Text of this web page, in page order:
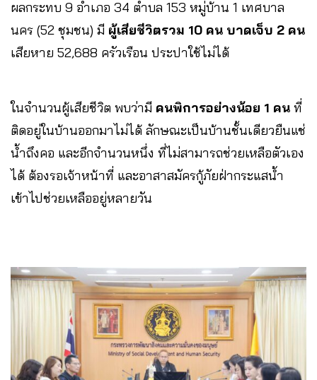
ผลกระทบ 9 อำเภอ 34 ตำบล 153 หมู่บ้าน 1 เทศบาล
นคร (52 ชุมชน) มี ผู้เสียชีวิตรวม 10 คน บาดเจ็บ 2 คน
เสียหาย 52,688 ครัวเรือน ประปาใช้ไม่ได้
ในจำนวนผู้เสียชีวิต พบว่ามี คนพิการอย่างน้อย 1 คน ที่
ติดอยู่ในบ้านออกมาไม่ได้ ลักษณะเป็นบ้านชั้นเดียวยืนแช่
น้ำถึงคอ และอีกจำนวนหนึ่ง ที่ไม่สามารถช่วยเหลือตัวเอง
ได้ ต้องรอเจ้าหน้าที่ และอาสาสมัครกู้ภัยฝ่ากระแสน้ำ
เข้าไปช่วยเหลืออยู่หลายวัน